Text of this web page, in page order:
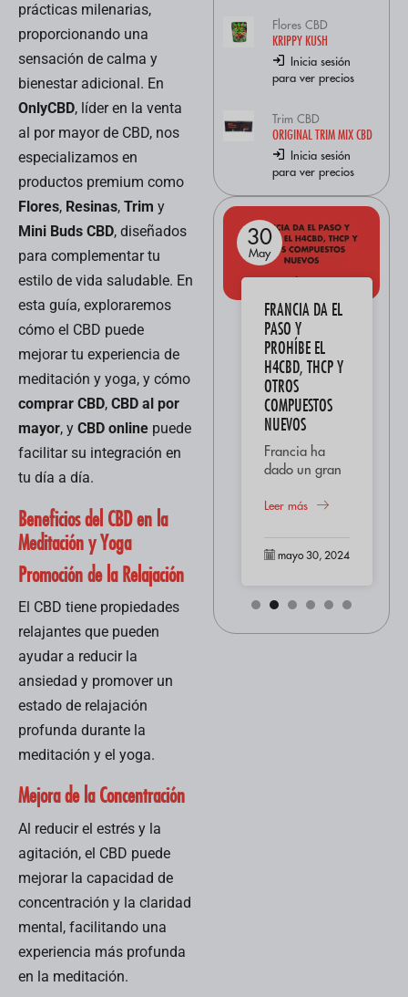
prácticas milenarias,
proporcionando una
sensación de calma y
bienestar adicional. En
OnlyCBD, líder en la venta
al por mayor de CBD, nos
especializamos en
productos premium como
Flores, Resinas, Trim y
Mini Buds CBD, diseñados
para complementar tu
estilo de vida saludable. En
esta guía, exploraremos
cómo el CBD puede
mejorar tu experiencia de
meditación y yoga, y cómo
comprar CBD, CBD al por
mayor, y CBD online puede
facilitar su integración en
tu día a día.
Beneficios del CBD en la
Meditación y Yoga
Promoción de la Relajación
El CBD tiene propiedades
relajantes que pueden
ayudar a reducir la
ansiedad y promover un
estado de relajación
profunda durante la
meditación y el yoga.
Mejora de la Concentración
Al reducir el estrés y la
agitación, el CBD puede
mejorar la capacidad de
concentración y la claridad
mental, facilitando una
experiencia más profunda
en la meditación.
Flores CBD
KRIPPY KUSH
Inicia sesión
para ver precios
Trim CBD
ORIGINAL TRIM MIX CBD
Inicia sesión
para ver precios
30
May
AMNESIA HAZE:
“DESCUBRE SUS
CARACTERÍSTICAS
Y ORÍGENES”
El cannabis
Amnesia es una
variedad que
ha capturado la
imaginación de
los entusiastas
todo el mundo
debido a sus
características
distintivas...
Leer más
30
May
FRANCIA DA EL
PASO Y
PROHÍBE EL
H4CBD, THCP Y
OTROS
COMPUESTOS
NUEVOS
Francia ha
dado un gran
prohibir
de
cannabinoides
H4CBD, THCP
y otros
derivados
Leer más
mayo 30, 2024